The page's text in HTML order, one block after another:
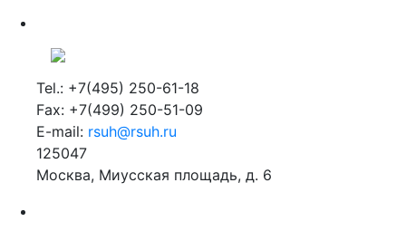
Tel.: +7(495) 250-61-18
Fax: +7(499) 250-51-09
E-mail: rsuh@rsuh.ru
125047
Москва, Миусская площадь, д. 6